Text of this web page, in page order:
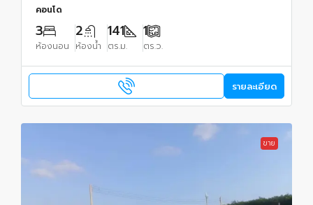
คอนโด
3
ห้องนอน
2
ห้องน้ำ
141
ตร.ม.
1
ตร.ว.
รายละเอียด
ขาย